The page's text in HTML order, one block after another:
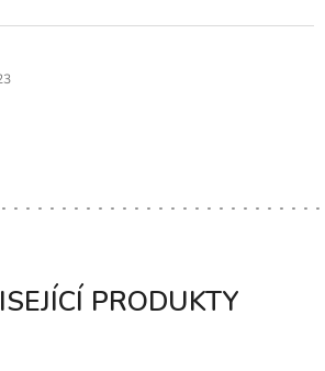
PRODUKTY
produktu je 5 z 5 hvězdiček.